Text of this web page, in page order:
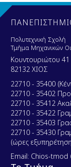
Πολυτεχνική Σχολή
Τμήμα Μηχανικών
Κουντουριώτου 41
82132 ΧΙΟΣ
22710 - 35400
22710 - 35402
22710 - 35412
22710 - 35422
22710 - 35403
22710 - 35430
(ώρες
Email: Chios-tmod